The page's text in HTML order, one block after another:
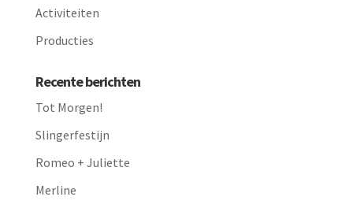
Activiteiten
Producties
Recente berichten
Tot Morgen!
Slingerfestijn
Romeo + Juliette
Merline